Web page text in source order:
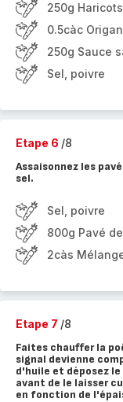
250g
0.5càc
250g Sauce
Sel, poivre
Etape 6 /8
Assaisonnez les
sel.
Sel, poivre
800g Pavé
2càs
Etape 7 /8
Faites chauffer la
signal devienne
d'huile et déposez
avant de le laisser
en fonction de